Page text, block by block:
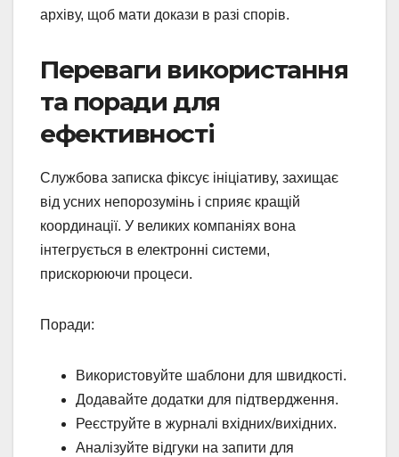
архіву, щоб мати докази в разі спорів.
Переваги використання
та поради для
ефективності
Службова записка фіксує ініціативу, захищає
від усних непорозумінь і сприяє кращій
координації. У великих компаніях вона
інтегрується в електронні системи,
прискорюючи процеси.
Поради:
Використовуйте шаблони для швидкості.
Додавайте додатки для підтвердження.
Реєструйте в журналі вхідних/вихідних.
Аналізуйте відгуки на запити для